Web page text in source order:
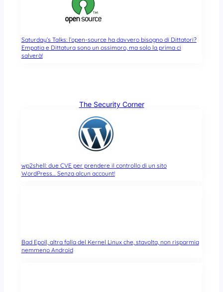
Saturday’s Talks: l’open-source ha davvero bisogno di Dittatori?
Empatia e Dittatura sono un ossimoro, ma solo la prima ci
salverà!
The Security Corner
wp2shell: due CVE per prendere il controllo di un sito
WordPress… Senza alcun account!
Bad Epoll, altra falla del Kernel Linux che, stavolta, non risparmia
nemmeno Android